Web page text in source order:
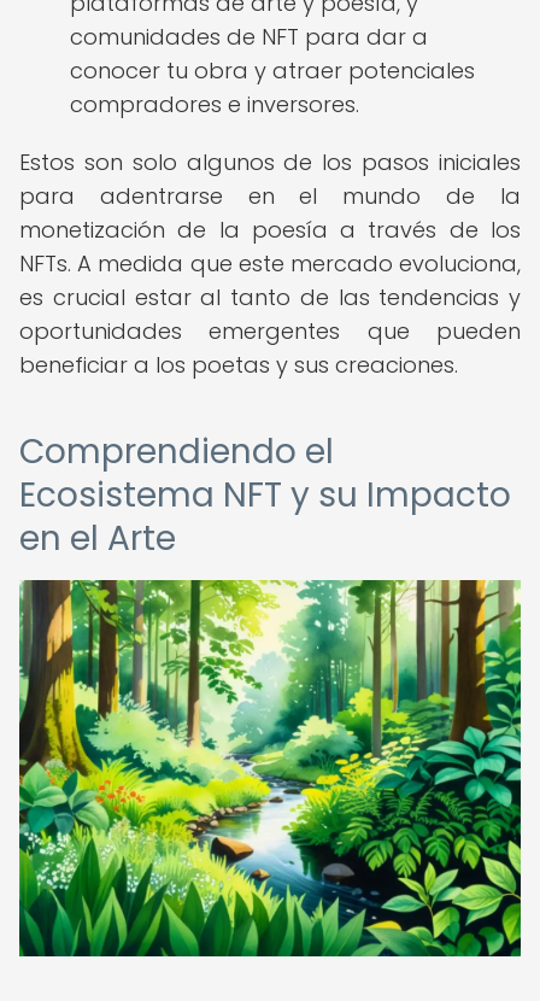
comunidades de NFT para dar a
conocer tu obra y atraer potenciales
compradores e inversores.
Estos son solo algunos de los pasos iniciales
para adentrarse en el mundo de la
monetización de la poesía a través de los
NFTs. A medida que este mercado evoluciona,
es crucial estar al tanto de las tendencias y
oportunidades emergentes que pueden
beneficiar a los poetas y sus creaciones.
Comprendiendo el
Ecosistema NFT y su Impacto
en el Arte